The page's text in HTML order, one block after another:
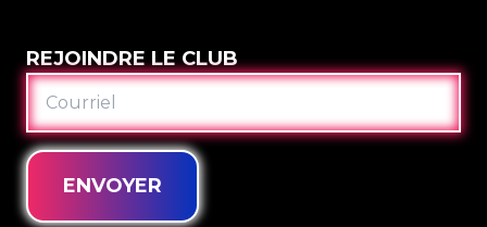
REJOINDRE LE CLUB
COURRIEL
ENVOYER